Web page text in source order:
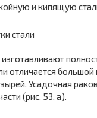
и кипящую
отличается
Усадочная
(рис. 53, а).